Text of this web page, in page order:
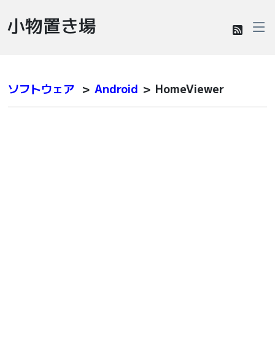
小物置き場
ソフトウェア ＞ Android ＞ HomeViewer